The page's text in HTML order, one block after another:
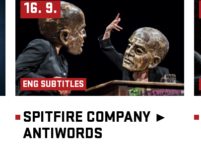
16. 9.
ENG SUBTITLES
SPITFIRE COMPANY ►
ANTIWORDS